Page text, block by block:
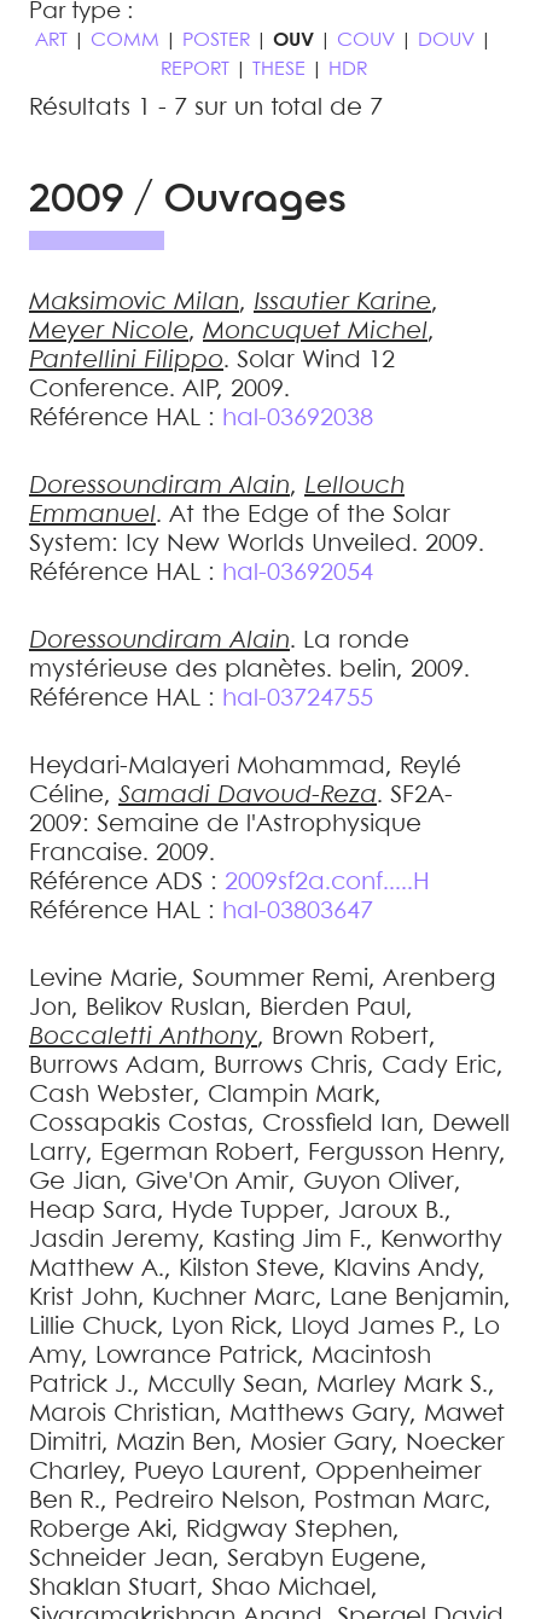
Par type :
ART COMM POSTER| OUV| COUV DOUV
REPORT
THESE HDR
Résultats 1 - 7 sur un total de 7
2009 / Ouvrages
Maksimovic Milan, Issautier Karine,
Meyer Nicole, Moncuquet Michel,
Pantellini Filippo. Solar Wind 12
Conference. AIP, 2009.
Référence HAL : hal-03692038
Doressoundiram Alain, Lellouch
Emmanuel. At the Edge of the Solar
System: Icy New Worlds Unveiled . 2009.
Référence HAL : hal-03692054
Doressoundiram Alain. La ronde
mystérieuse des planètes. belin, 2009.
Référence HAL : hal-03724755
Heydari-Malayeri Mohammad , Reylé
Céline, Samadi Davoud-Reza. SF2A-
2009: Semaine de l'Astrophysique
Francaise. 2009.
Référence ADS : 2009sf2a.conf.....H
Référence HAL : hal-03803647
Levine Marie, Soummer Remi, Arenberg
Jon, Belikov Ruslan, Bierden Paul ,
Boccaletti Anthony, Brown Robert,
Burrows Adam, Burrows Chris, Cady Eric,
Cash Webster, Clampin Mark,
Cossapakis Costas, Crossfield Ian, Dewell
Larry, Egerman Robert, Fergusson Henry,
Ge Jian, Give'On Amir, Guyon Oliver,
Heap Sara, Hyde Tupper, Jaroux B.,
Jasdin Jeremy, Kasting Jim F., Kenworthy
Matthew A., Kilston Steve, Klavins Andy,
Krist John, Kuchner Marc, Lane Benjamin,
Lillie Chuck, Lyon Rick, Lloyd James P., Lo
Amy, Lowrance Patrick, Macintosh
Patrick J., Mccully Sean, Marley Mark S.,
Marois Christian, Matthews Gary, Mawet
Dimitri, Mazin Ben, Mosier Gary, Noecker
Charley, Pueyo Laurent, Oppenheimer
Ben R., Pedreiro Nelson, Postman Marc,
Roberge Aki, Ridgway Stephen,
Schneider Jean, Serabyn Eugene,
Shaklan Stuart, Shao Michael ,